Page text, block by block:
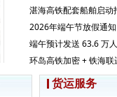
湛海高铁配套船舶启
2026年端午节放假通知
端午预计发送 63.6 万
环岛高铁加密 + 铁海
货运服务